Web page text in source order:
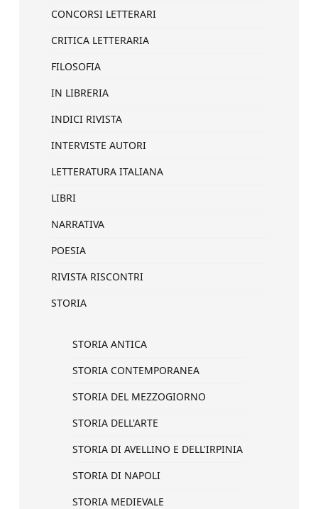
CONCORSI LETTERARI
CRITICA LETTERARIA
FILOSOFIA
IN LIBRERIA
INDICI RIVISTA
INTERVISTE AUTORI
LETTERATURA ITALIANA
LIBRI
NARRATIVA
POESIA
RIVISTA RISCONTRI
STORIA
STORIA ANTICA
STORIA CONTEMPORANEA
STORIA DEL MEZZOGIORNO
STORIA DELL'ARTE
STORIA DI AVELLINO E DELL'IRPINIA
STORIA DI NAPOLI
STORIA MEDIEVALE